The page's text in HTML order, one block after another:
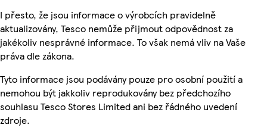
I přesto, že jsou informace o výrobcích pravidelně
aktualizovány, Tesco nemůže přijmout odpovědnost za
jakékoliv nesprávné informace. To však nemá vliv na Vaše
práva dle zákona.
Tyto informace jsou podávány pouze pro osobní použití a
nemohou být jakkoliv reprodukovány bez předchozího
souhlasu Tesco Stores Limited ani bez řádného uvedení
zdroje.